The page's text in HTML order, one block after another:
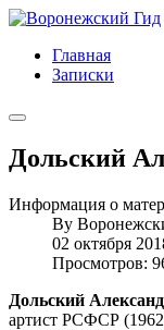
Главная
Записки
Дольский
Информация о
By
02 октября
Просмотров:
Дольский
артист РСФСР